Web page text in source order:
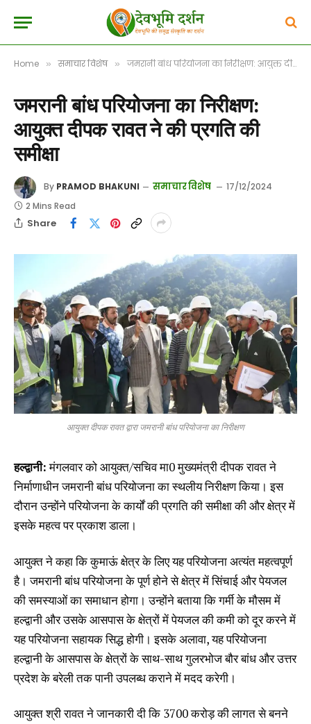
Home » समाचार विशेष » जमरानी बांध परियोजना का निरीक्षण: आयुक्त दीपक रावत ने की प्रगति की समीक्षा
जमरानी बांध परियोजना का निरीक्षण:
आयुक्त दीपक रावत ने की प्रगति की
समीक्षा
By PRAMOD BHAKUNI समाचार विशेष
17/12/2024
2 Mins Read
Share
आयुक्त दीपक रावत द्वारा जमरानी बांध परियोजना का निरीक्षण
हल्द्वानी:मंगलवार को आयुक्त/सचिव मा0 मुख्यमंत्री दीपक रावत ने
निर्माणाधीन जमरानी बांध परियोजना का स्थलीय निरीक्षण किया। इस
दौरान उन्होंने परियोजना के कार्यों की प्रगति की समीक्षा की और क्षेत्र में
इसके महत्व पर प्रकाश डाला।
आयुक्त ने कहा कि कुमाऊं क्षेत्र के लिए यह परियोजना अत्यंत महत्वपूर्ण
है। जमरानी बांध परियोजना के पूर्ण होने से क्षेत्र में सिंचाई और पेयजल
की समस्याओं का समाधान होगा। उन्होंने बताया कि गर्मी के मौसम में
हल्द्वानी और उसके आसपास के क्षेत्रों में पेयजल की कमी को दूर करने में
यह परियोजना सहायक सिद्ध होगी। इसके अलावा, यह परियोजना
हल्द्वानी के आसपास के क्षेत्रों के साथ-साथ गुलरभोज बौर बांध और उत्तर
प्रदेश के बरेली तक पानी उपलब्ध कराने में मदद करेगी।
आयुक्त श्री रावत ने जानकारी दी कि 3700 करोड़ की लागत से बनने